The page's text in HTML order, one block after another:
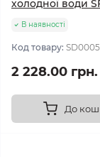
холодної води
В наявності
Код товару:
2 228.00 грн.
До